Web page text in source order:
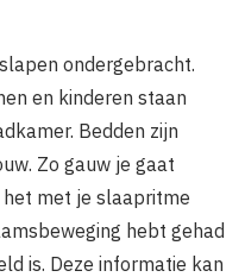
ondergebracht.
en kinderen staan
Bedden zijn
Zo gauw je gaat
met je slaapritme
hebt gehad
is. Deze informatie kan